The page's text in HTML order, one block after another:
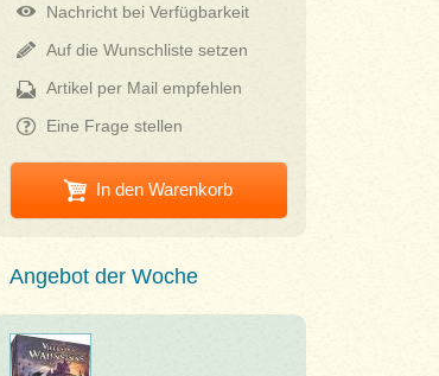
Nachricht bei Verfügbarkeit
Auf die Wunschliste setzen
Artikel per Mail empfehlen
Eine Frage stellen
In den Warenkorb
Angebot der Woche